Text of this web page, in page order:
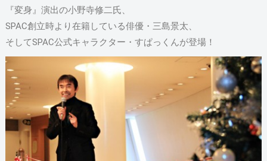
『変身』演出の小野寺修二氏、
SPAC創立時より在籍している俳優・三島景太、
そしてSPAC公式キャラクター・すぱっくんが登場！